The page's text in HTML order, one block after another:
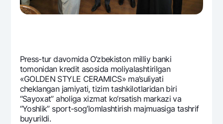
Ofis va bankomatlar
Aloqa markazi
+998 78 148-00-101344
Prеss-tur davomida O‘zbеkiston milliy banki
tomonidan krеdit asosida moliyalashtirilgan
«GOLDEN STYLE CERAMICS» ma’suliyati
chеklangan jamiyati, tizim tashkilotlaridan biri
“Sayoxat” aholiga xizmat ko‘rsatish markazi va
“Yoshlik” sport-sog‘lomlashtirish majmuasiga tashrif
buyurildi.